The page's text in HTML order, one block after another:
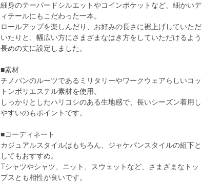
細身のテーパードシルエットやコインポケットなど、細かいデ
ィテールにもこだわった一本。
ロールアップを楽しんだり、お好みの長さに裾上げしていただ
いたりと、幅広い方にさまざまなはき方をしていただけるよう
長めの丈に設定しました。
■素材
チノパンのルーツであるミリタリーやワークウェアらしいコッ
トンポリエステル素材を使用。
しっかりとしたハリコシのある生地感で、長いシーズン着用し
やすいのもポイントです。
■コーディネート
カジュアルスタイルはもちろん、ジャケパンスタイルの組下と
してもおすすめ。
Tシャツやシャツ、ニット、スウェットなど、さまざまなトッ
プスとも相性が良いです。